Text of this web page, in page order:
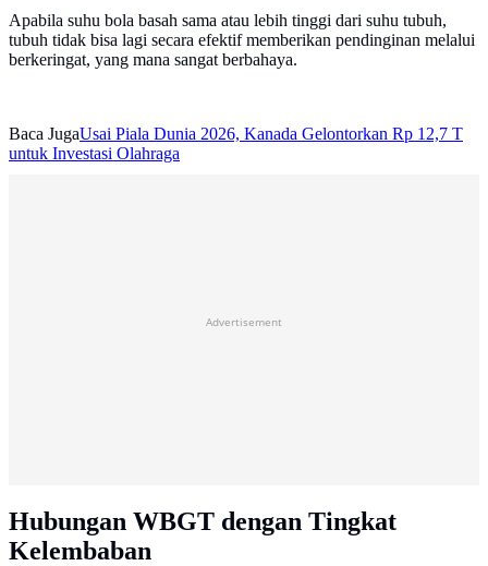
Apabila suhu bola basah sama atau lebih tinggi dari suhu tubuh,
tubuh tidak bisa lagi secara efektif memberikan pendinginan melalui
berkeringat, yang mana sangat berbahaya.
Baca JugaUsai Piala Dunia 2026, Kanada Gelontorkan Rp 12,7 T
untuk Investasi Olahraga
Advertisement
Hubungan WBGT dengan Tingkat
Kelembaban